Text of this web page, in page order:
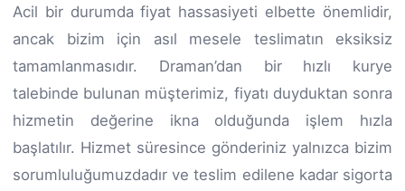
Acil bir durumda fiyat hassasiyeti elbette önemlidir,
ancak bizim için asıl mesele teslimatın eksiksiz
tamamlanmasıdır. Draman’dan bir hızlı kurye
talebinde bulunan müşterimiz, fiyatı duyduktan sonra
hizmetin değerine ikna olduğunda işlem hızla
başlatılır. Hizmet süresince gönderiniz yalnızca bizim
sorumluluğumuzdadır ve teslim edilene kadar sigorta